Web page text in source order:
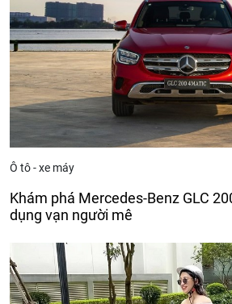
Ô tô - xe máy
Khám phá Mercedes-Benz GLC
dụng vạn người mê